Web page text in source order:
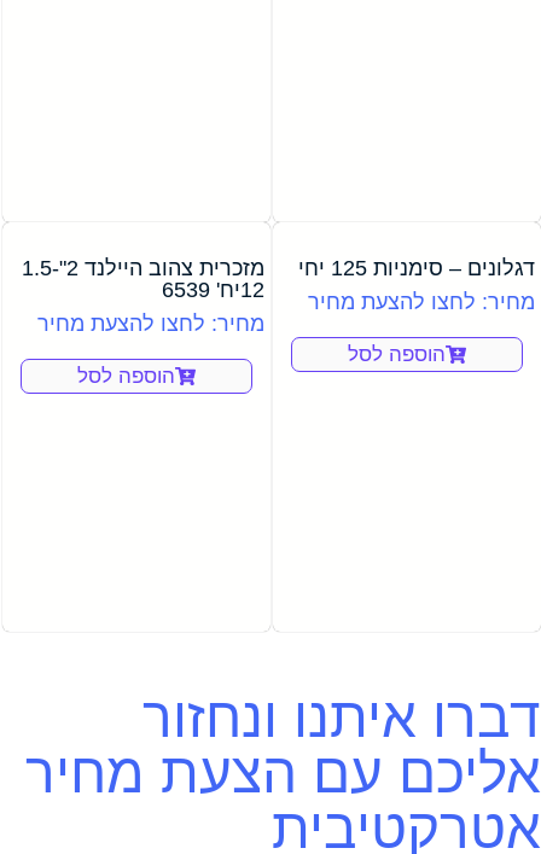
דגלונים – סימניות 125 יחי
מחיר: לחצו להצעת מחיר
הוספה לסל
מזכרית צהוב היילנד 2"-1.5
12יח' 6539
מחיר: לחצו להצעת מחיר
הוספה לסל
דברו איתנו ונחזור
אליכם עם הצעת מחיר
אטרקטיבית